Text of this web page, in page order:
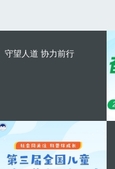
守望人道 协力前行